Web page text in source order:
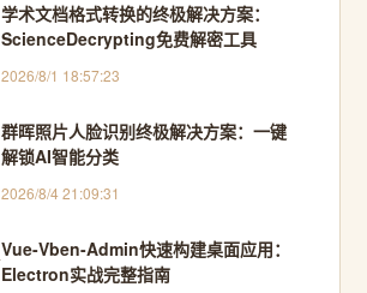
学术文档格式转换的终极解决方案：
ScienceDecrypting免费解密工具
2026/8/1 18:57:23
群晖照片人脸识别终极解决方案：一键
解锁AI智能分类
2026/8/4 21:09:31
Vue-Vben-Admin快速构建桌面应用：
Electron实战完整指南